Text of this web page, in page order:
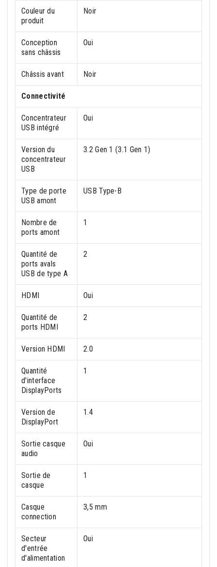
Couleur du
produit
Noir
Conception
sans châssis
Oui
Châssis avant Noir
Connectivité
Concentrateur
USB intégré
Oui
Version du
concentrateur
USB
3.2 Gen 1 (3.1 Gen 1)
Type de porte
USB amont
USB Type-B
Nombre de
ports amont
1
Quantité de
ports avals
USB de type A
2
HDMI Oui
Quantité de
ports HDMI
2
Version HDMI 2.0
Quantité
d'interface
DisplayPorts
1
Version de
DisplayPort
1.4
Sortie casque
audio
Oui
Sortie de
casque
1
Casque
connection
3,5 mm
Secteur
d'entrée
d'alimentation
Oui